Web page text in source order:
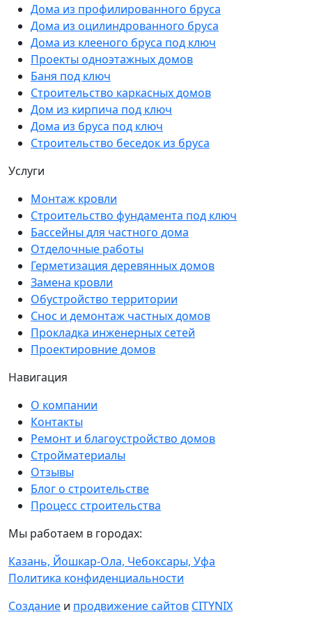
Дома из профилированного бруса
Дома из оцилиндрованного бруса
Дома из клееного бруса под ключ
Проекты одноэтажных домов
Баня под ключ
Строительство каркасных домов
Дом из кирпича под ключ
Дома из бруса под ключ
Строительство беседок из бруса
Услуги
Монтаж кровли
Строительство фундамента под ключ
Бассейны для частного дома
Отделочные работы
Герметизация деревянных домов
Замена кровли
Обустройство территории
Снос и демонтаж частных домов
Прокладка инженерных сетей
Проектировние домов
Навигация
О компании
Контакты
Ремонт и благоустройство домов
Стройматериалы
Отзывы
Блог о строительстве
Процесс строительства
Мы работаем в городах:
Казань, Йошкар-Ола, Чебоксары, Уфа
Политика конфиденциальности
Создание и продвижение сайтов CITYNIX